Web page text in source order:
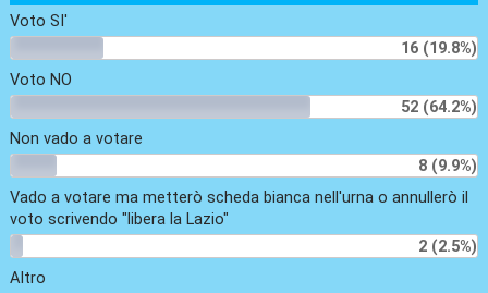
Voto SI'
16 (19.8%)
Voto NO
52 (64.2%)
Non vado a votare
8 (9.9%)
Vado a votare ma metterò scheda bianca nell'urna o annullerò il
voto scrivendo "libera la Lazio"
2 (2.5%)
Altro